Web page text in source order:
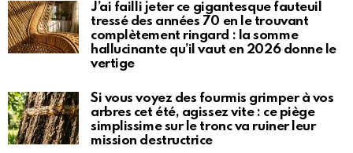
J’ai failli jeter ce gigantesque fauteuil
tressé des années 70 en le trouvant
complètement ringard : la somme
hallucinante qu’il vaut en 2026 donne le
vertige
Si vous voyez des fourmis grimper à vos
arbres cet été, agissez vite : ce piège
simplissime sur le tronc va ruiner leur
mission destructrice